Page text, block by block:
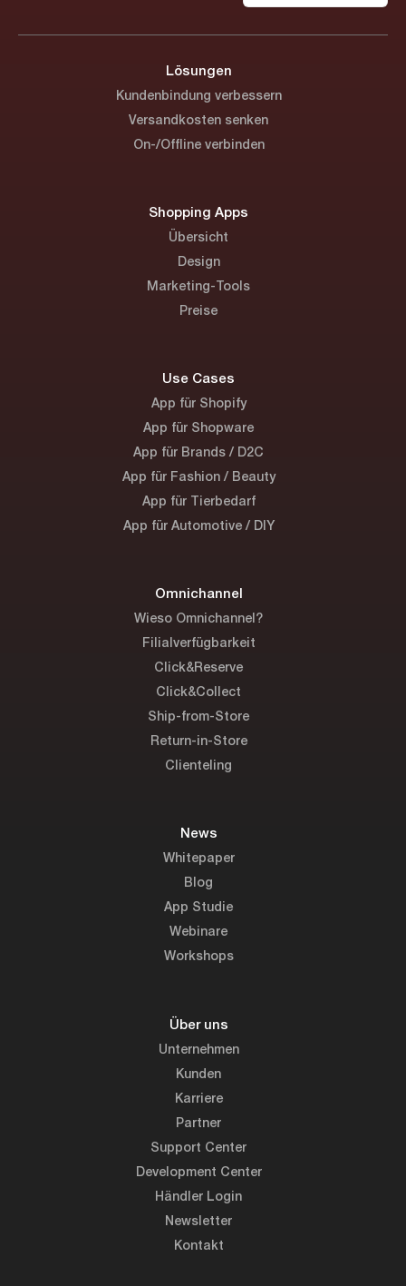
Lösungen
Kundenbindung verbessern
Versandkosten senken
On-/Offline verbinden
Shopping Apps
Übersicht
Design
Marketing-Tools
Preise
Use Cases
App für Shopify
App für Shopware
App für Brands / D2C
App für Fashion / Beauty
App für Tierbedarf
App für Automotive / DIY
Omnichannel
Wieso Omnichannel?
Filialverfügbarkeit
Click&Reserve
Click&Collect
Ship-from-Store
Return-in-Store
Clienteling
News
Whitepaper
Blog
App Studie
Webinare
Workshops
Über uns
Unternehmen
Kunden
Karriere
Partner
Support Center
Development Center
Händler Login
Newsletter
Kontakt